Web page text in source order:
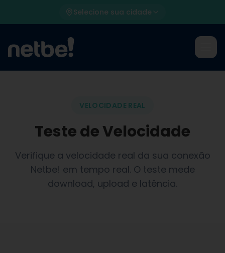
Selecione sua cidade
VELOCIDADE REAL
Teste de Velocidade
Verifique a velocidade real da sua conexão
Netbe! em tempo real. O teste mede
download, upload e latência.